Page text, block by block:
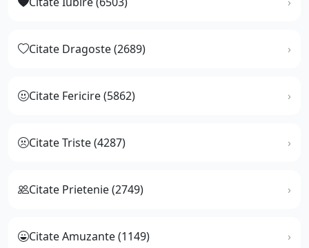
Citate Dragoste (2689)
Citate Fericire (5862)
Citate Triste (4287)
Citate Prietenie (2749)
Citate Amuzante (1149)